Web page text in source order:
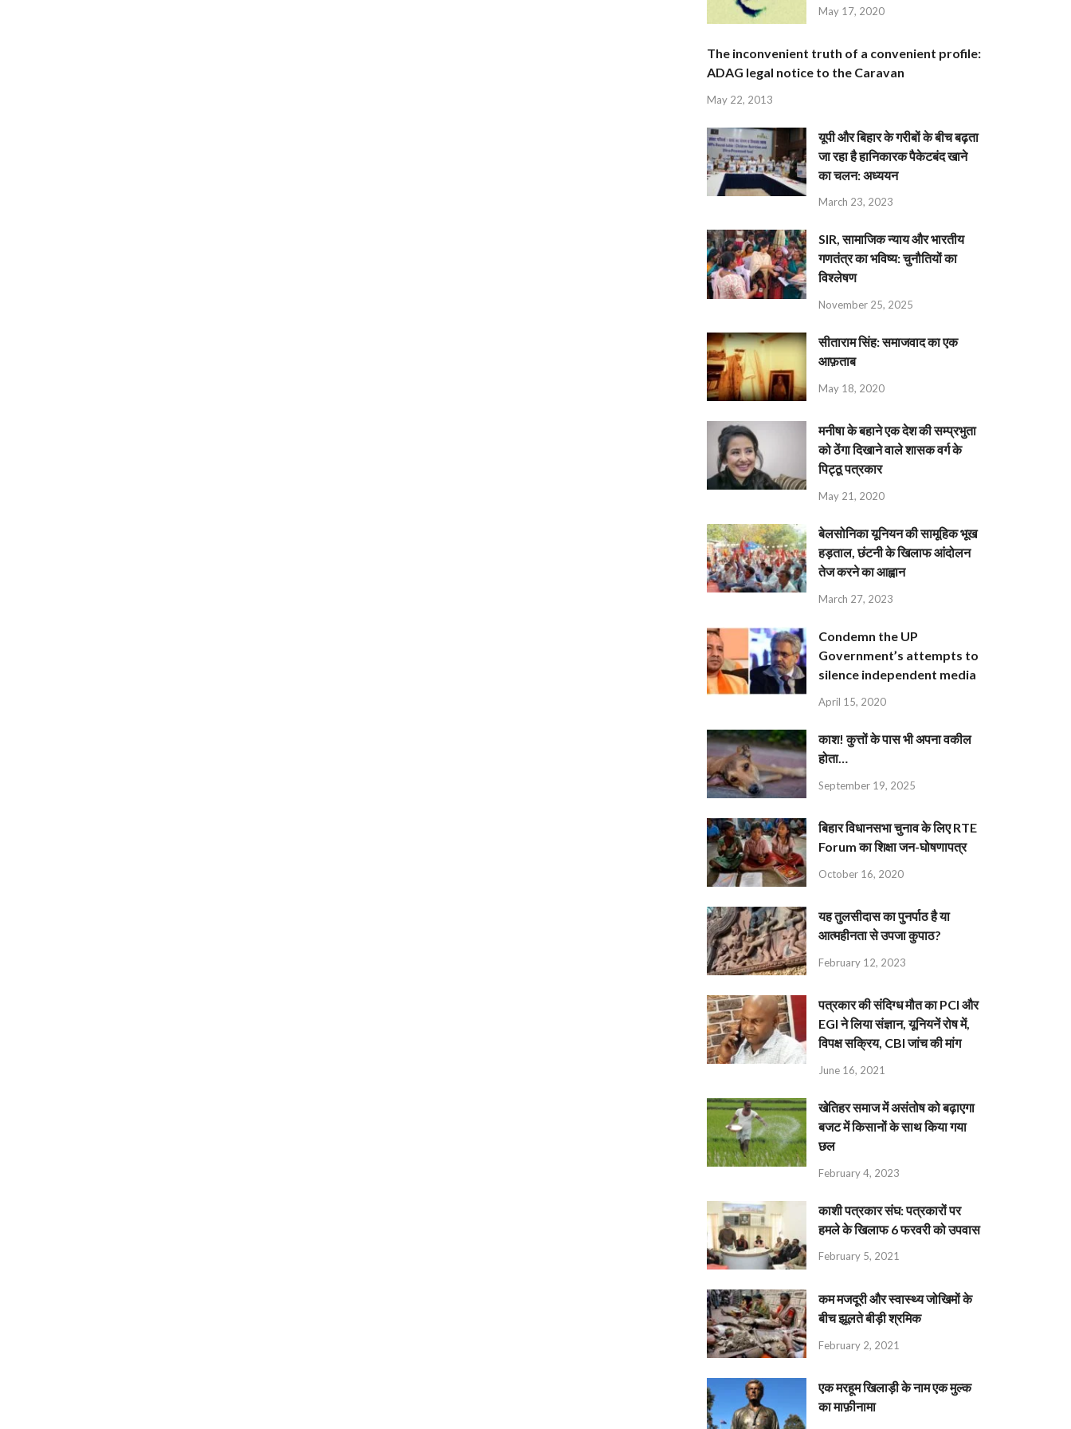
May 17, 2020
The inconvenient truth of a convenient profile:
ADAG legal notice to the Caravan
May 22, 2013
यूपी और बिहार के गरीबों के बीच बढ़ता
जा रहा है हानिकारक पैकेटबंद खाने
का चलन: अध्ययन
March 23, 2023
SIR, सामाजिक न्याय और भारतीय
गणतंत्र का भविष्य: चुनौतियों का
विश्लेषण
November 25, 2025
सीताराम सिंह: समाजवाद का एक
आफ़ताब
May 18, 2020
मनीषा के बहाने एक देश की सम्प्रभुता
को ठेंगा दिखाने वाले शासक वर्ग के
पिट्ठू पत्रकार
May 21, 2020
बेलसोनिका यूनियन की सामूहिक भूख
हड़ताल, छंटनी के खिलाफ आंदोलन
तेज करने का आह्वान
March 27, 2023
Condemn the UP
Government’s attempts to
silence independent media
April 15, 2020
काश! कुत्तों के पास भी अपना वकील
होता…
September 19, 2025
बिहार विधानसभा चुनाव के लिए RTE
Forum का शिक्षा जन-घोषणापत्र
October 16, 2020
यह तुलसीदास का पुनर्पाठ है या
आत्महीनता से उपजा कुपाठ?
February 12, 2023
पत्रकार की संदिग्ध मौत का PCI और
EGI ने लिया संज्ञान, यूनियनें रोष में,
विपक्ष सक्रिय, CBI जांच की मांग
June 16, 2021
खेतिहर समाज में असंतोष को बढ़ाएगा
बजट में किसानों के साथ किया गया
छल
February 4, 2023
काशी पत्रकार संघ: पत्रकारों पर
हमले के खिलाफ 6 फरवरी को उपवास
February 5, 2021
कम मजदूरी और स्वास्थ्य जोखिमों के
बीच झूलते बीड़ी श्रमिक
February 2, 2021
एक मरहूम खिलाड़ी के नाम एक मुल्क
का माफ़ीनामा